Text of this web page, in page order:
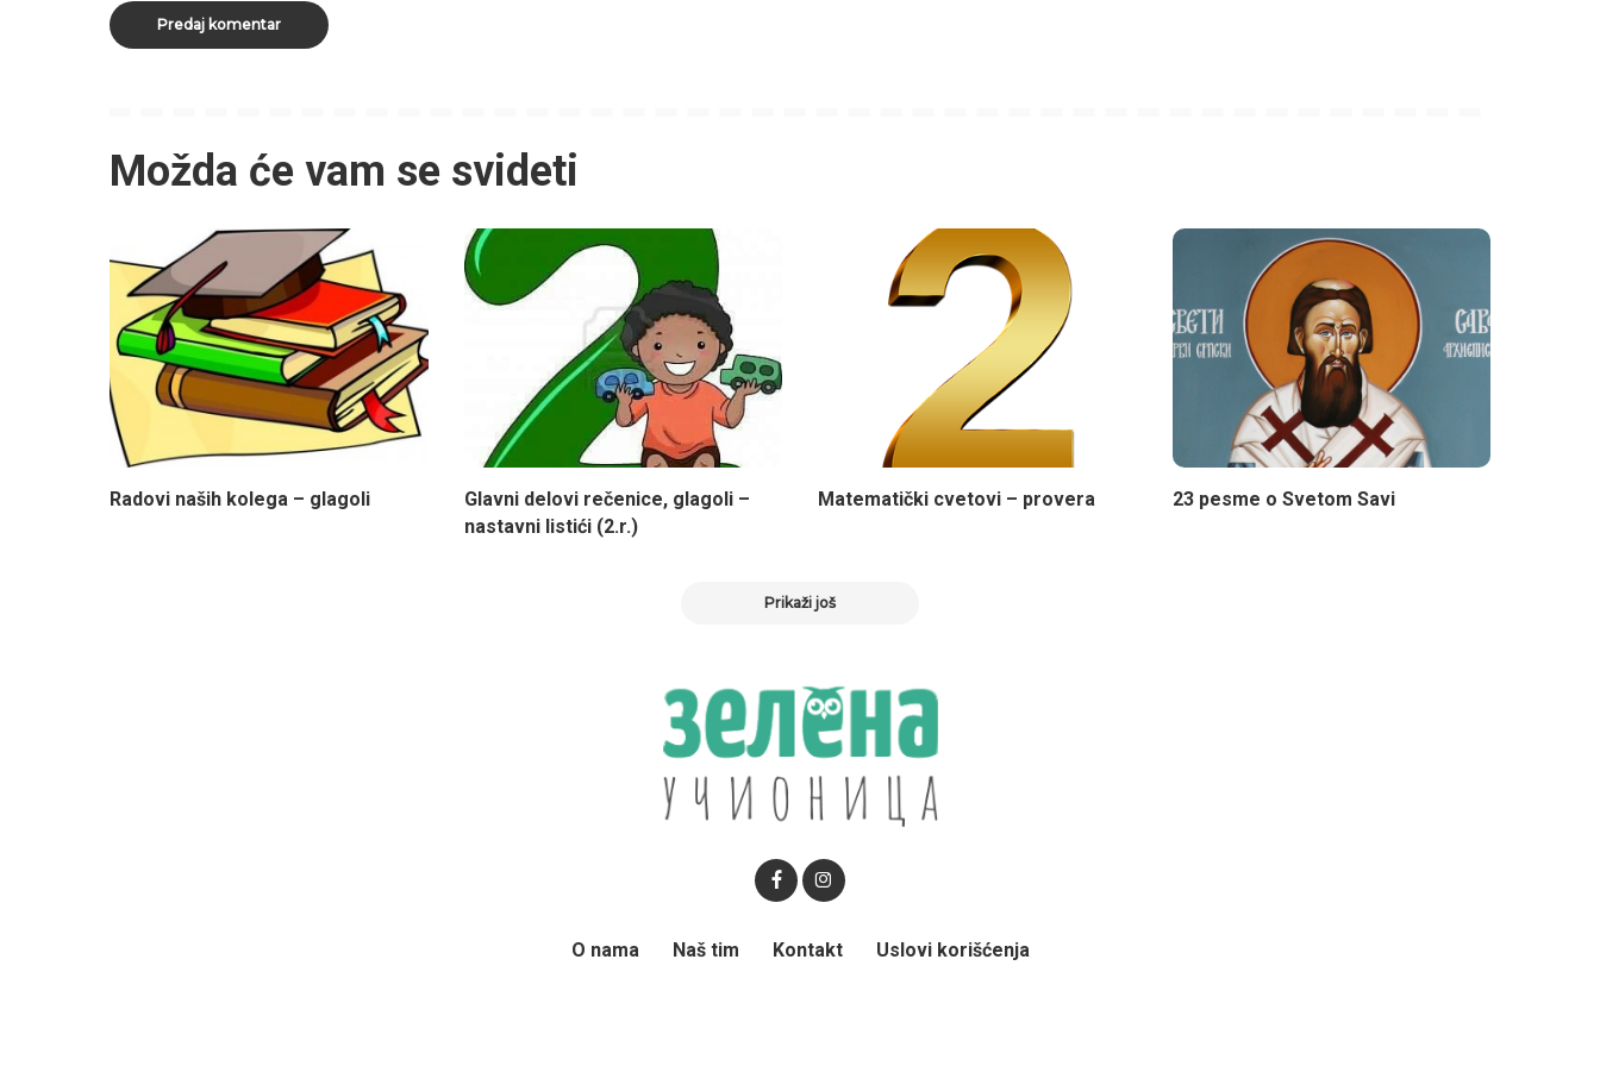
Možda će vam se svideti
Radovi naših kolega – glagoli
Glavni delovi rečenice, glagoli –
nastavni listići (2.r.)
Matematički cvetovi – provera 23 pesme o Svetom Savi
Prikaži još
O nama Naš tim Kontakt Uslovi korišćenja